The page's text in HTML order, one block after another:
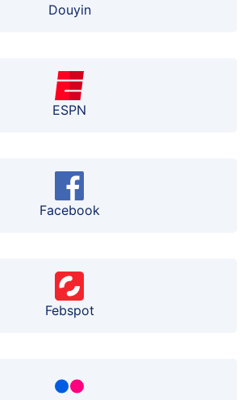
Douyin
ESPN
Facebook
Febspot